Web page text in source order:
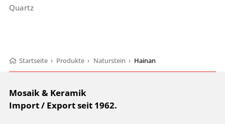
Quartz
Startseite › Produkte › Naturstein › Hainan
Mosaik & Keramik
Import / Export seit 1962.